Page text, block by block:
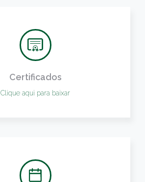
Certificados
Clique aqui para baixar